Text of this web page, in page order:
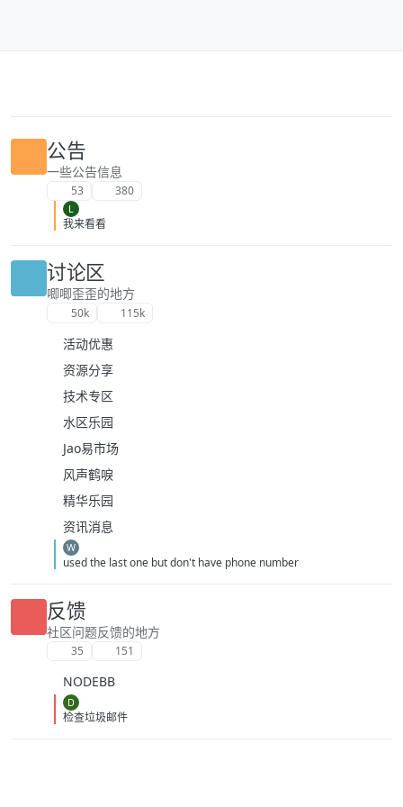
公告
一些公告信息
53 380
L
我来看看
讨论区
唧唧歪歪的地方
50k 115k
活动优惠
资源分享
技术专区
水区乐园
Jao易市场
风声鹤唳
精华乐园
资讯消息
W
used the last one but don't have phone number
反馈
社区问题反馈的地方
35 151
NODEBB
D
检查垃圾邮件